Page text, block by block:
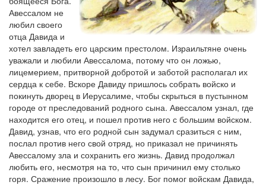
Авессалом не
любил своего
отца Давида и
хотел завладеть его царским престолом. Израильтяне очень
уважали и любили Авессалома, потому что он ложью,
лицемерием, притворной добротой и заботой располагал их
сердца к себе. Вскоре Давиду пришлось собрать войско и
покинуть дворец в Иерусалиме, чтобы скрыться в пустынном
городе от преследований родного сына. Авессалом узнал, где
находится его отец, и пошел против него с большим войском.
Давид, узнав, что его родной сын задумал сразиться с ним,
послал против него свой отряд, но приказал не причинять
Авессалому зла и сохранить его жизнь. Давид продолжал
любить его, несмотря на то, что сын причинил ему столько
горя. Сражение произошло в лесу. Бог помог войскам Давида,